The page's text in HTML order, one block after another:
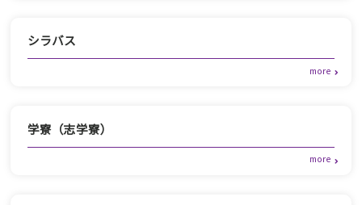
シラバス
学寮（志学寮）